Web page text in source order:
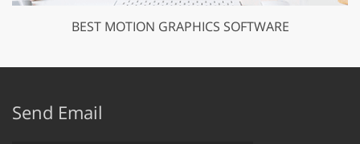
BEST MOTION GRAPHICS SOFTWARE
Send Email